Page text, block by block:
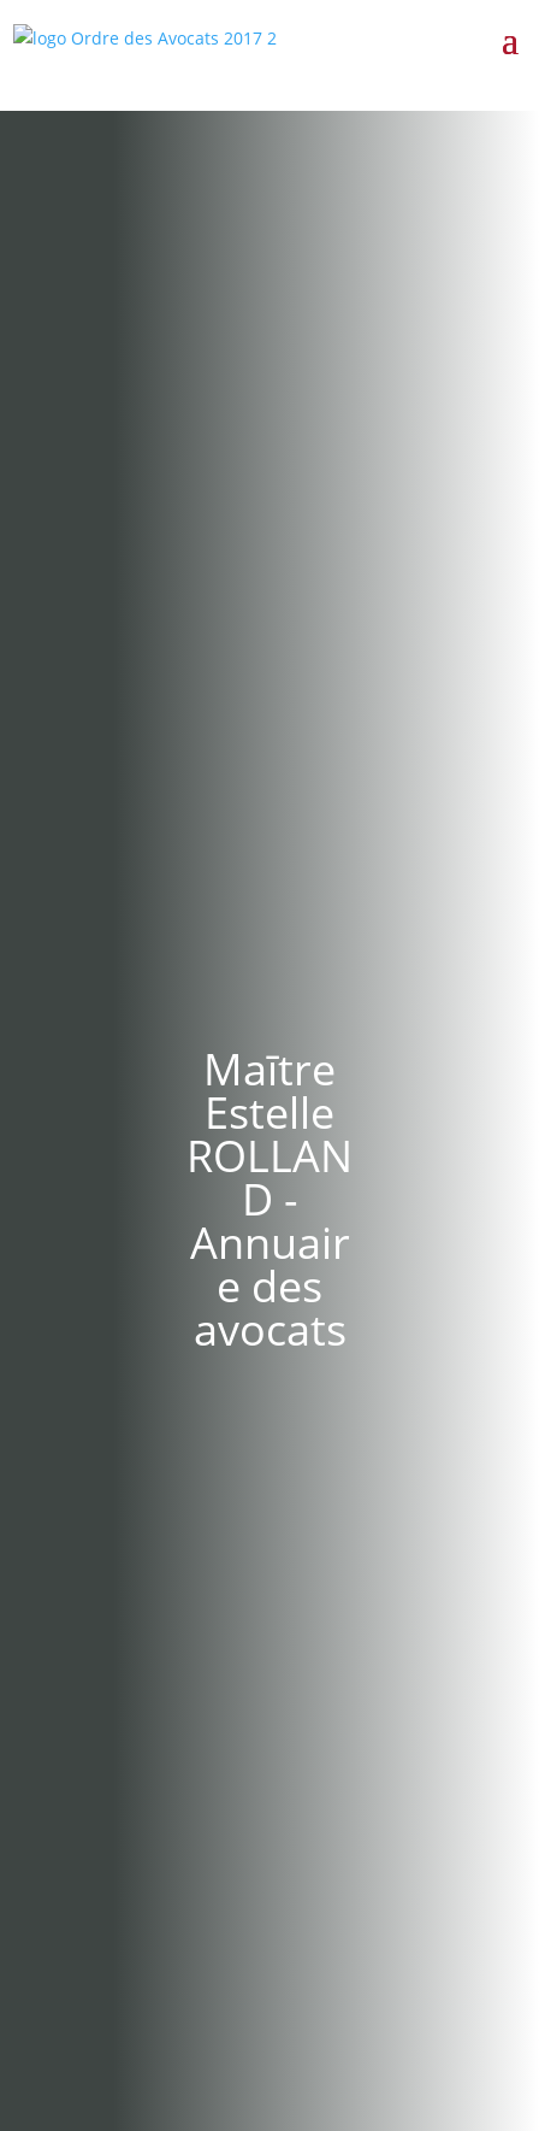
Maītre
Estelle
ROLLAN
D -
Annuair
e des
avocats